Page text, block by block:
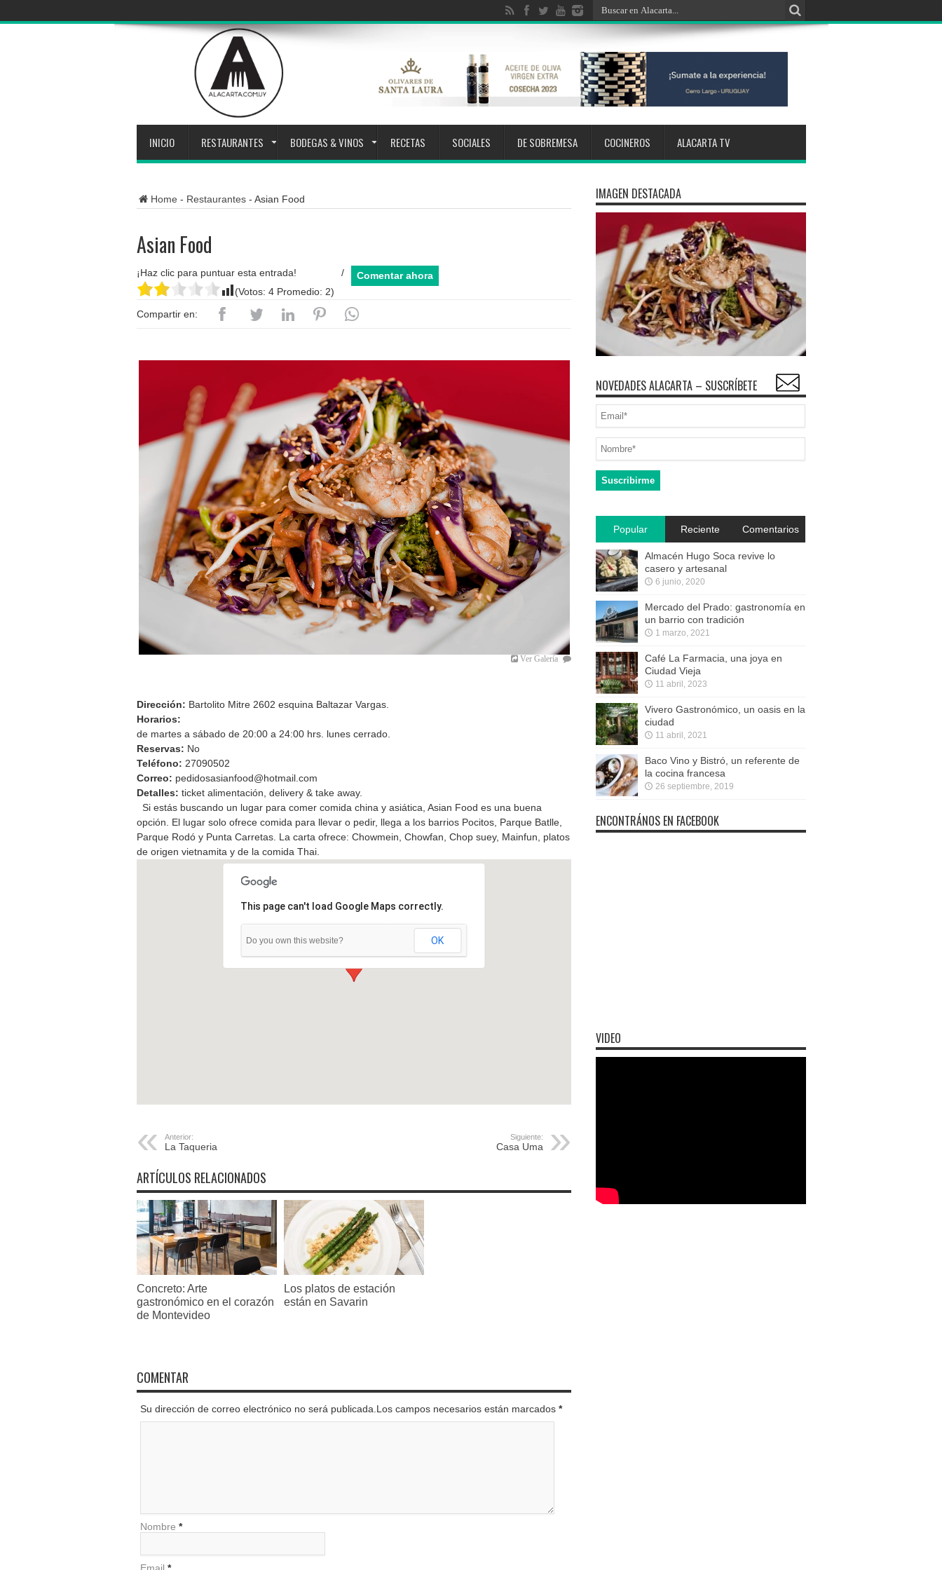
INICIO RESTAURANTES BODEGAS & VINOS RECETAS SOCIALES DE SOBREMESA COCINEROS ALACARTA TV
Home - Restaurantes- Asian Food
Asian Food
¡Haz clic para puntuar esta entrada!
(Votos: 4Promedio: 2)
/ Comentar ahora
Compartir en:
Ver Galería
Dirección: Bartolito Mitre 2602 esquina Baltazar Vargas.
Horarios:
de martes a sábado de 20:00 a 24:00 hrs. lunes cerrado.
Reservas: No
Teléfono: 27090502
Correo: pedidosasianfood@hotmail.com
Detalles: ticket alimentación, delivery & take away.
Si estás buscando un lugar para comer comida china y asiática, Asian Food es una buena
opción. El lugar solo ofrece comida para llevar o pedir, llega a los barrios Pocitos, Parque Batlle,
Parque Rodó y Punta Carretas. La carta ofrece: Chowmein, Chowfan, Chop suey, Mainfun, platos
de origen vietnamita y de la comida Thai.
This page can't load Google Maps correctly.
Do you own this website? OK
Anterior:
La Taqueria
Siguiente:
Casa Uma
ARTÍCULOS RELACIONADOS
Concreto: Arte
gastronómico en el corazón
de Montevideo
Los platos de estación
están en Savarin
COMENTAR
Su dirección de correo electrónico no será publicada.Los campos necesarios están marcados *
Nombre *
IMAGEN DESTACADA
NOVEDADES ALACARTA – SUSCRÍBETE
Popular Reciente Comentarios
Almacén Hugo Soca revive lo
casero y artesanal
6 junio, 2020
Mercado del Prado: gastronomía en
un barrio con tradición
1 marzo, 2021
Café La Farmacia, una joya en
Ciudad Vieja
11 abril, 2023
Vivero Gastronómico, un oasis en la
ciudad
11 abril, 2021
Baco Vino y Bistró, un referente de
la cocina francesa
26 septiembre, 2019
ENCONTRÁNOS EN FACEBOOK
VIDEO